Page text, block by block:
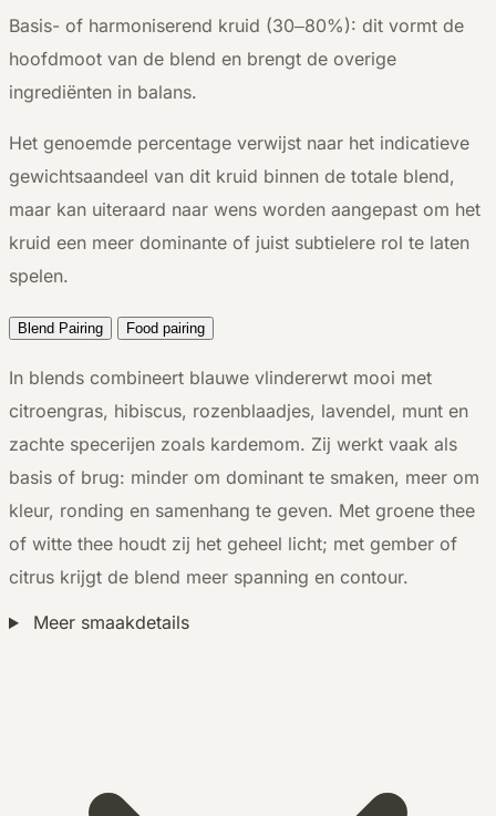
Basis- of harmoniserend kruid (30–80%): dit vormt de
hoofdmoot van de blend en brengt de overige
ingrediënten in balans.
Het genoemde percentage verwijst naar het indicatieve
gewichtsaandeel van dit kruid binnen de totale blend,
maar kan uiteraard naar wens worden aangepast om het
kruid een meer dominante of juist subtielere rol te laten
spelen.
Blend Pairing Food pairing
In blends combineert blauwe vlindererwt mooi met
citroengras, hibiscus, rozenblaadjes, lavendel, munt en
zachte specerijen zoals kardemom. Zij werkt vaak als
basis of brug: minder om dominant te smaken, meer om
kleur, ronding en samenhang te geven. Met groene thee
of witte thee houdt zij het geheel licht; met gember of
citrus krijgt de blend meer spanning en contour.
Meer smaakdetails